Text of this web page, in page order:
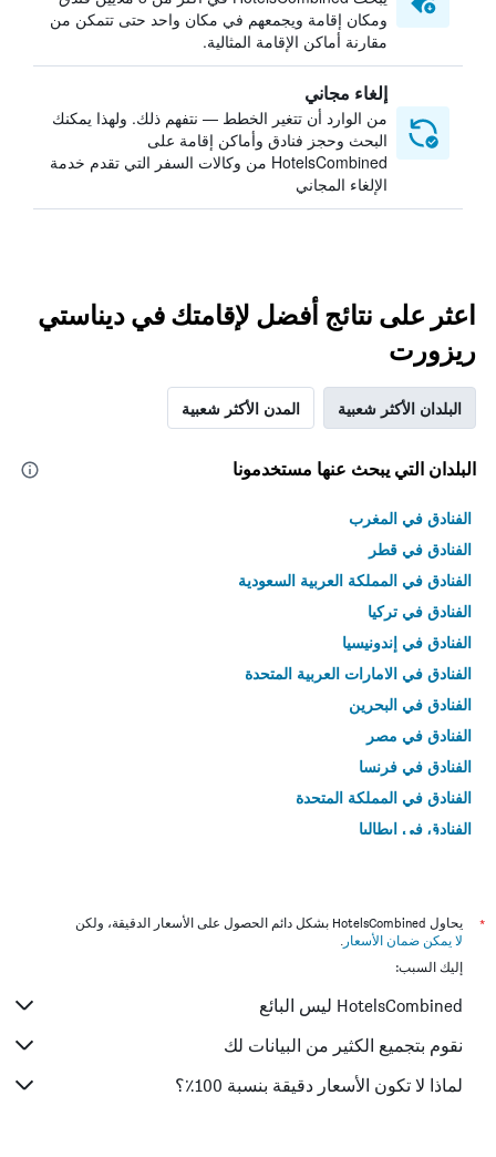
ومكان إقامة ويجمعهم في مكان واحد حتى تتمكن من
مقارنة أماكن الإقامة المثالية.
إلغاء مجاني
من الوارد أن تتغير الخطط — نتفهم ذلك. ولهذا يمكنك
البحث وحجز فنادق وأماكن إقامة على
HotelsCombined من وكالات السفر التي تقدم خدمة
الإلغاء المجاني
اعثر على نتائج أفضل لإقامتك في ديناستي
ريزورت
البلدان الأكثر شعبية المدن الأكثر شعبية
البلدان التي يبحث عنها مستخدمونا
الفنادق في المغرب
الفنادق في قطر
الفنادق في المملكة العربية السعودية
الفنادق في تركيا
الفنادق في إندونيسيا
الفنادق في الامارات العربية المتحدة
الفنادق في البحرين
الفنادق في مصر
الفنادق في فرنسا
الفنادق في المملكة المتحدة
الفنادق في إيطاليا
*
يحاول HotelsCombined بشكل دائم الحصول على الأسعار الدقيقة، ولكن
لا يمكن ضمان الأسعار .
إليك السبب:
HotelsCombined ليس البائع
نقوم بتجميع الكثير من البيانات لك
لماذا لا تكون الأسعار دقيقة بنسبة 100٪؟